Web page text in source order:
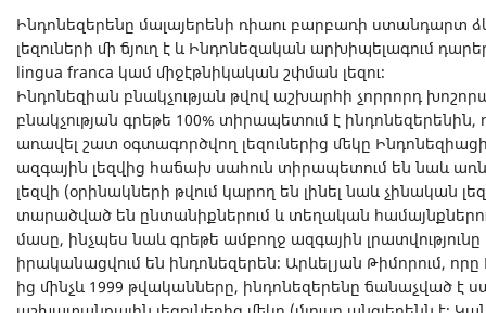
Ինդոնեզերենը մալայերենի ռիաու բարբառի ստանդարտ
լեզուների մի ճյուղ է և Ինդոնեզական արխիպելագում
lingua franca կամ միջէթնիկական շփման լեզու։
Ինդոնեզիան բնակչության թվով աշխարհի չորրորդ
բնակչության գրեթե 100% տիրապետում է
առավել շատ օգտագործվող լեզուներից մեկը
ազգային լեզվից հաճախ սահուն տիրապետում են նաև
լեզվի (օրինակների թվում կարող են լինել նաև չինական
տարածված են ընտանիքներում և տեղական
մասը, ինչպես նաև գրեթե ամբողջ ազգային
իրականացվում են ինդոնեզերեն։ Արևելյան Թիմորում,
ից մինչև 1999 թվականները, ինդոնեզերենը ճանաչված է